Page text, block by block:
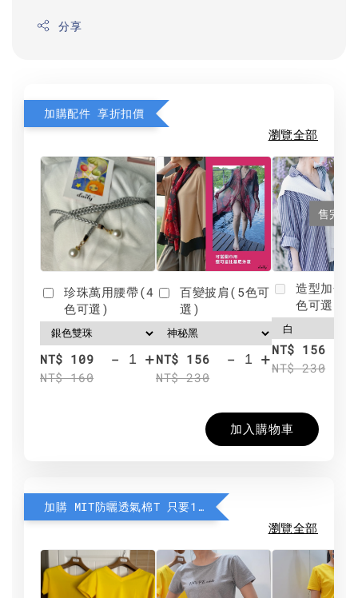
分享
加購配件 享折扣價
瀏覽全部
珍珠萬用腰帶(4
色可選)
NT$ 109
NT$ 160
- +
百變披肩(5色可
選)
NT$ 156
NT$ 230
- +
售完
造型加分
色可選)
NT$ 156
NT$ 230
加入購物車
加購 MIT防曬透氣棉T 只要190元
瀏覽全部